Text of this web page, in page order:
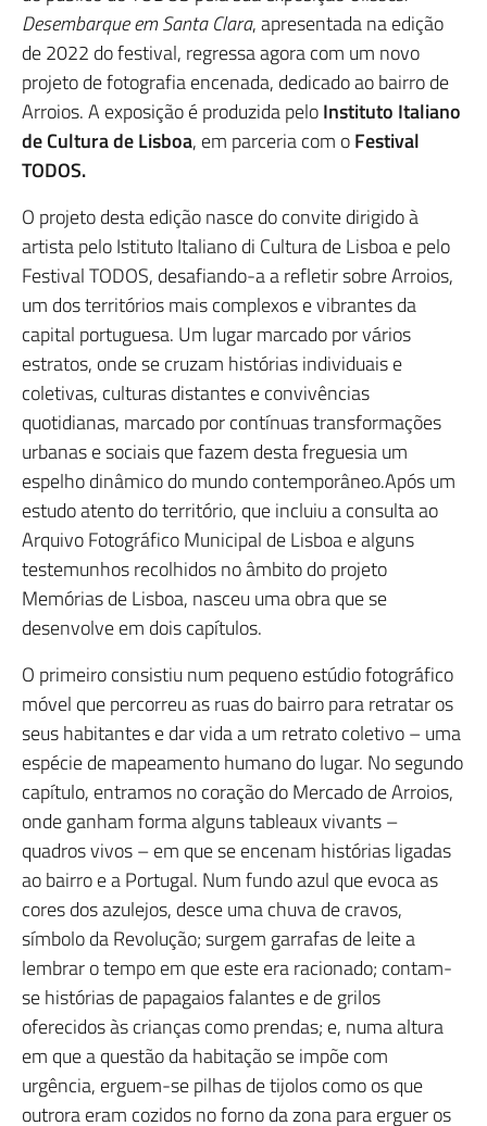
Desembarque em Santa Clara, apresentada na edição
de 2022 do festival, regressa agora com um novo
projeto de fotografia encenada, dedicado ao bairro de
Arroios. A exposição é produzida peloInstituto Italiano
de Cultura de Lisboa, em parceria com oFestival
TODOS.
O projeto desta edição nasce do convite dirigido à
artista pelo Istituto Italiano di Cultura de Lisboa e pelo
Festival TODOS, desafiando-a a refletir sobre Arroios,
um dos territórios mais complexos e vibrantes da
capital portuguesa. Um lugar marcado por vários
estratos, onde se cruzam histórias individuais e
coletivas, culturas distantes e convivências
quotidianas, marcado por contínuas transformações
urbanas e sociais que fazem desta freguesia um
espelho dinâmico do mundo contemporâneo.Após um
estudo atento do território, que incluiu a consulta ao
Arquivo Fotográfico Municipal de Lisboa e alguns
testemunhos recolhidos no âmbito do projeto
Memórias de Lisboa, nasceu uma obra que se
desenvolve em dois capítulos.
O primeiro consistiu num pequeno estúdio fotográfico
móvel que percorreu as ruas do bairro para retratar os
seus habitantes e dar vida a um retrato coletivo – uma
espécie de mapeamento humano do lugar. No segundo
capítulo, entramos no coração do Mercado de Arroios,
onde ganham forma alguns tableaux vivants –
quadros vivos – em que se encenam histórias ligadas
ao bairro e a Portugal. Num fundo azul que evoca as
cores dos azulejos, desce uma chuva de cravos,
símbolo da Revolução; surgem garrafas de leite a
lembrar o tempo em que este era racionado; contam-
se histórias de papagaios falantes e de grilos
oferecidos às crianças como prendas; e, numa altura
em que a questão da habitação se impõe com
urgência, erguem-se pilhas de tijolos como os que
outrora eram cozidos no forno da zona para erguer os